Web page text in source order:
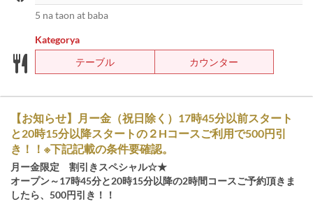
5 na taon at baba
Kategorya
テーブル
カウンター
【お知らせ】月ー金（祝日除く）17時45分以前スタート
と20時15分以降スタートの２Hコースご利用で500円引
き！！※下記記載の条件要確認。
月ー金限定 割引きスペシャル☆★
オープン～17時45分と20時15分以降の2時間コースご予約頂きま
したら、500円引き！！